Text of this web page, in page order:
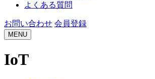
よくある質問
お問い合わせ 会員登録
MENU
IoT